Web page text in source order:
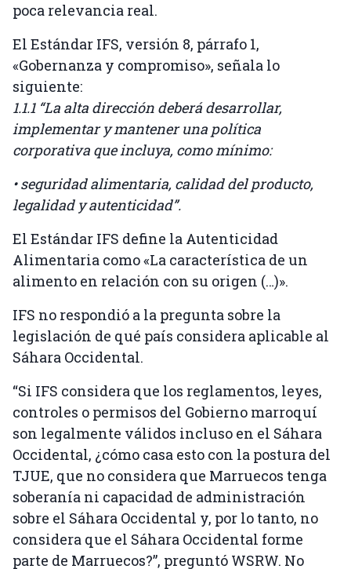
poca relevancia real.
El Estándar IFS, versión 8, párrafo 1,
«Gobernanza y compromiso», señala lo
siguiente:
1.1.1 “La alta dirección deberá desarrollar,
implementar y mantener una política
corporativa que incluya, como mínimo:
• seguridad alimentaria, calidad del producto,
legalidad y autenticidad”.
El Estándar IFS define la Autenticidad
Alimentaria como «La característica de un
alimento en relación con su origen (…)».
IFS no respondió a la pregunta sobre la
legislación de qué país considera aplicable al
Sáhara Occidental.
“Si IFS considera que los reglamentos, leyes,
controles o permisos del Gobierno marroquí
son legalmente válidos incluso en el Sáhara
Occidental, ¿cómo casa esto con la postura del
TJUE, que no considera que Marruecos tenga
soberanía ni capacidad de administración
sobre el Sáhara Occidental y, por lo tanto, no
considera que el Sáhara Occidental forme
parte de Marruecos?”, preguntó WSRW. No